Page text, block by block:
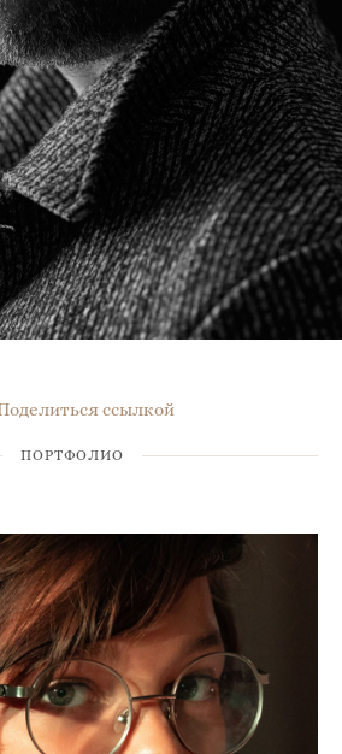
ссылкой
ПОРТФОЛИО